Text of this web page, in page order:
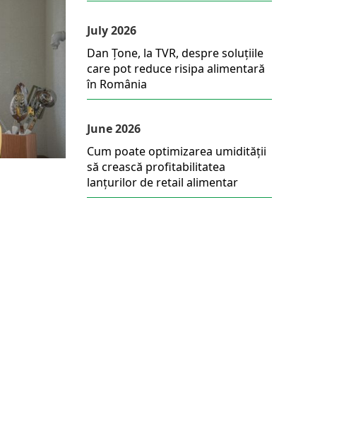
July 2026
Dan Țone, la TVR, despre soluțiile
care pot reduce risipa alimentară
în România
June 2026
Cum poate optimizarea umidității
să crească profitabilitatea
lanțurilor de retail alimentar